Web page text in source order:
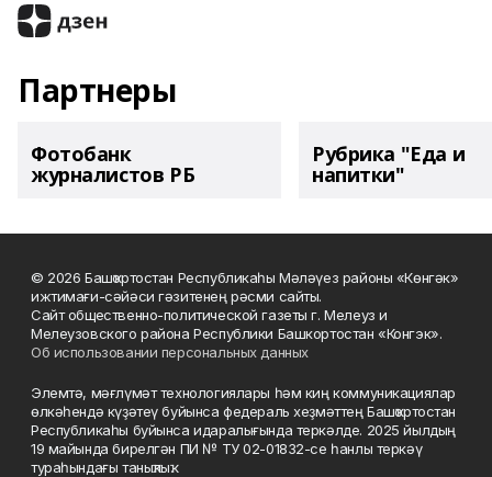
Партнеры
Фотобанк
журналистов РБ
Рубрика "Еда и
напитки"
© 2026 Башҡортостан Республикаһы Мәләүез районы «Көнгәк»
ижтимағи-сәйәси гәзитенең рәсми сайты.
Сайт общественно-политической газеты г. Мелеуз и
Мелеузовского района Республики Башкортостан «Конгэк».
Об использовании персональных данных
Элемтә, мәғлүмәт технологиялары һәм киң коммуникациялар
өлкәһендә күҙәтеү буйынса федераль хеҙмәттең Башҡортостан
Республикаһы буйынса идаралығында теркәлде. 2025 йылдың
19 майында бирелгән ПИ № ТУ 02-01832-се һанлы теркәү
тураһындағы таныҡлыҡ.